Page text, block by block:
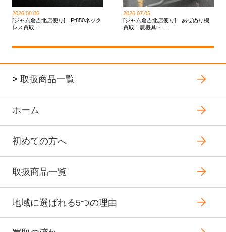
2026.08.06
[ジャム倉吉北店便り] Pt850ネック
レス買取 ...
2026.07.05
[ジャム倉吉北店便り] あぜぬり機
買取！農機具・ ...
> 取扱商品一覧
ホーム
初めての方へ
取扱商品一覧
地域に選ばれる5つの理由